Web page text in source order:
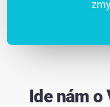
Ide nám o